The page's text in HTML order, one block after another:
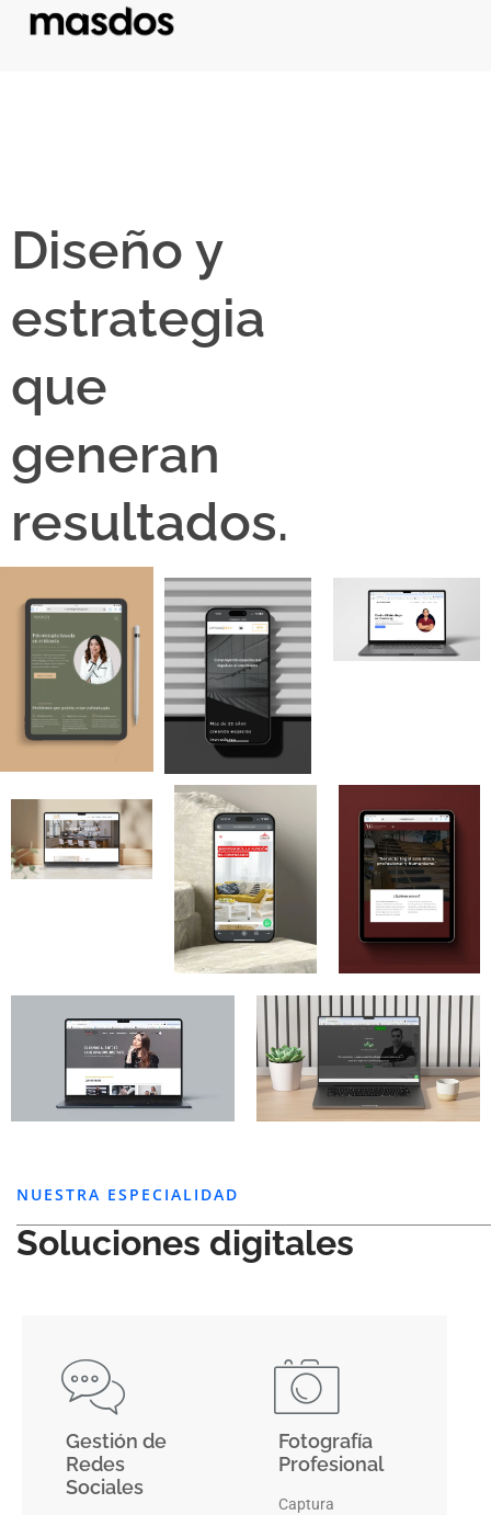
Diseño y
estrategia
que
generan
resultados.
NUESTRA ESPECIALIDAD
Soluciones digitales
Gestión de
Redes
Sociales
Fotografía
Profesional
Captura